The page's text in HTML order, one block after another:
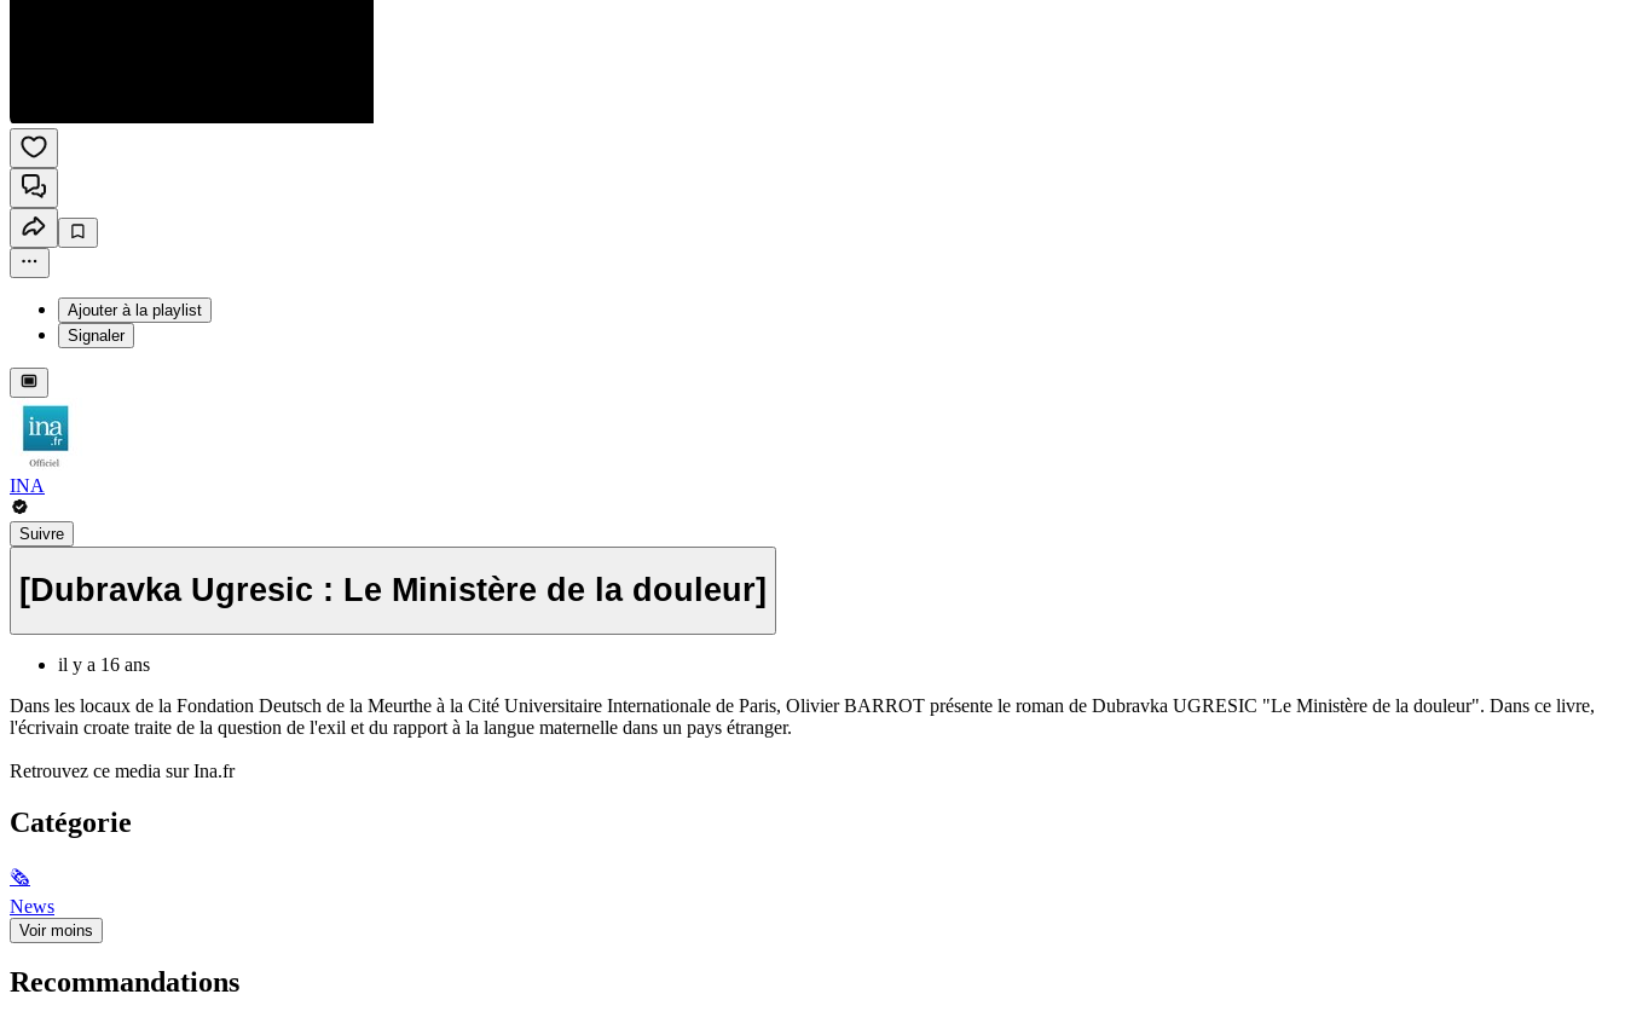
Ajouter à la playlist
Signaler
INA
Suivre
[Dubravka Ugresic : Le Ministère de la douleur]
il y a 16 ans
Dans les locaux de la Fondation Deutsch de la Meurthe à la Cité Universitaire Internationale de Paris, Olivier BARROT présente le roman de Dubravka UGRESIC "Le Ministère de la douleur". Dans ce livre,
l'écrivain croate traite de la question de l'exil et du rapport à la langue maternelle dans un pays étranger.
Retrouvez ce media sur Ina.fr
Catégorie
🗞
News
Voir moins
Recommandations